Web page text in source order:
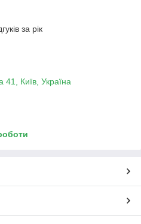
за рік
41, Київ, Україна